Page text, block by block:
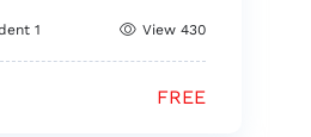
1 View 430
FREE